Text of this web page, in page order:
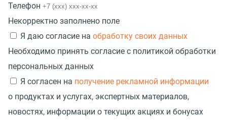
Телефон
Некорректно заполнено поле
Я даю согласие на обработку своих данных
Необходимо принять согласие с политикой обработки
персональных данных
Я согласен на получение рекламной информации
о продуктах и услугах, экспертных материалов,
новостях, информации о текущих акциях и бонусах